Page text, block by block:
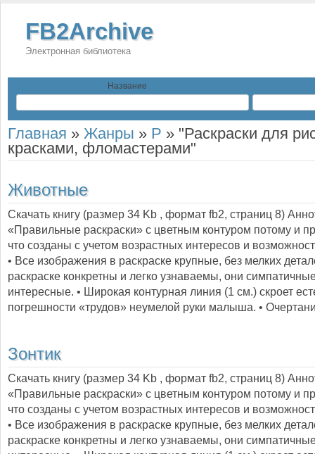
FB2Archive
Электронная библиотека
Название
Главная » Жанры » Р » "Раскраски для
красками, фломастерами"
Животные
Скачать книгу (размер 34 Kb , формат fb2, страниц 8)
«Правильные раскраски» с цветным контуром потому и
что созданы с учетом возрастных интересов и
• Все изображения в раскраске крупные, без мелких
раскраске конкретны и легко узнаваемы, они
интересные. • Широкая контурная линия (1 см.) скроет
погрешности «трудов» неумелой руки малыша. •
Зонтик
Скачать книгу (размер 34 Kb , формат fb2, страниц 8)
«Правильные раскраски» с цветным контуром потому и
что созданы с учетом возрастных интересов и
• Все изображения в раскраске крупные, без мелких
раскраске конкретны и легко узнаваемы, они